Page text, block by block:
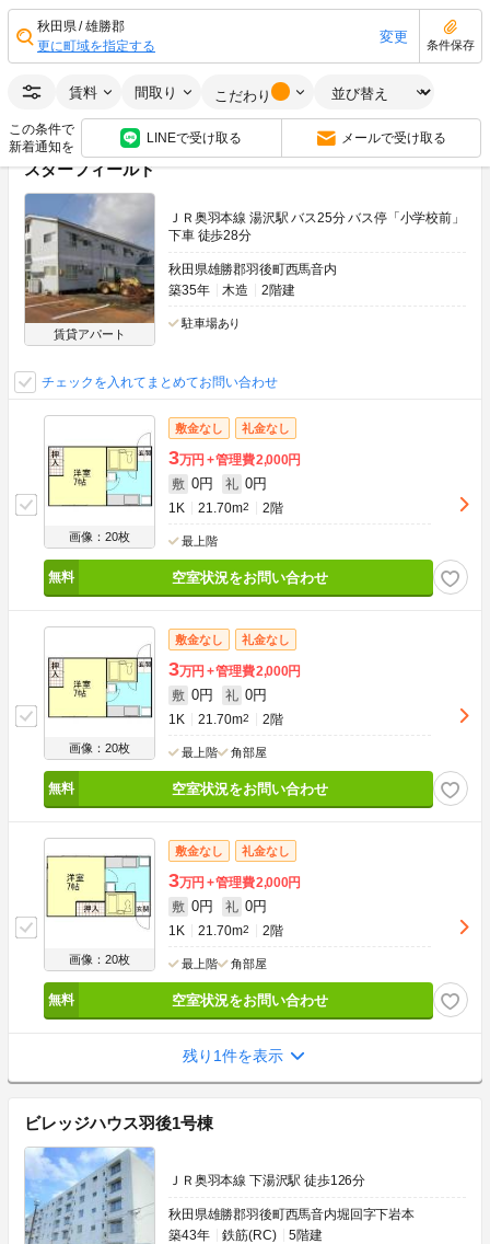
秋田県 雄勝郡
更に町域を指定する
変更
条件保存
賃料 間取り こだわり
この条件で
新着通知を
LINEで受け取る メールで受け取る
画像：20枚
空室状況をお問い合わせ
スターフィールド
賃貸アパート
ＪＲ奥羽本線 湯沢駅 バス25分 バス停「小学校前」
下車 徒歩28分
秋田県雄勝郡羽後町西馬音内
築35年
木造 2階建
駐車場あり
チェックを入れてまとめてお問い合わせ
画像：20枚
敷金なし 礼金なし
3万円 管理費2,000円
敷 0円 礼 0円
1K 21.70m2 2階
最上階
空室状況をお問い合わせ
画像：20枚
敷金なし 礼金なし
3万円 管理費2,000円
敷 0円 礼 0円
1K 21.70m2 2階
最上階 角部屋
空室状況をお問い合わせ
画像：20枚
敷金なし 礼金なし
3万円 管理費2,000円
敷 0円 礼 0円
1K 21.70m2 2階
最上階 角部屋
空室状況をお問い合わせ
残り1件を表示
ビレッジハウス羽後1号棟
ＪＲ奥羽本線 下湯沢駅 徒歩126分
秋田県雄勝郡羽後町西馬音内堀回字下岩本
築43年
鉄筋(RC) 5階建